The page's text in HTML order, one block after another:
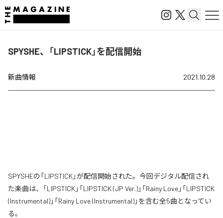
SPYSHE、「LIPSTICK」を配信開始
新曲情報 2021.10.28
SPYSHEの「LIPSTICK」が配信開始された。今回デジタル配信され
た楽曲は、「LIPSTICK」「LIPSTICK (JP Ver.)」「Rainy Love」「LIPSTICK
(Instrumental)」「Rainy Love (Instrumental)」を含む全5曲となってい
る。